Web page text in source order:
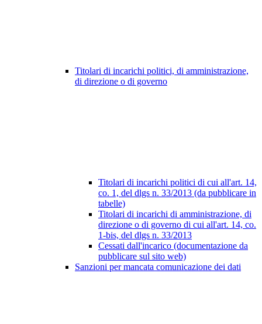
Titolari di incarichi politici, di amministrazione,
di direzione o di governo
Titolari di incarichi politici di cui all'art. 14,
co. 1, del dlgs n. 33/2013 (da pubblicare in
tabelle)
Titolari di incarichi di amministrazione, di
direzione o di governo di cui all'art. 14, co.
1-bis, del dlgs n. 33/2013
Cessati dall'incarico (documentazione da
pubblicare sul sito web)
Sanzioni per mancata comunicazione dei dati